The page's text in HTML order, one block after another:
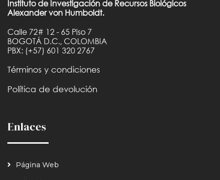
Instituto de Investigación de Recursos Biológicos
Alexander von Humboldt.
Calle 72# 12 - 65 Piso 7
BOGOTÁ D.C., COLOMBIA
PBX: (+57) 601 320 2767
Términos y condiciones
Política de devolución
Enlaces
Página Web